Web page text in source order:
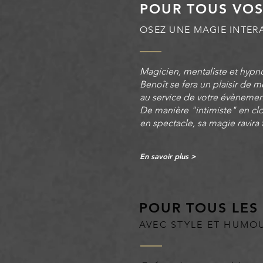
POUR TOUS
OSEZ UNE MAGIE
Magicien, mentaliste et
Benoît se fera un plaisir de
au service de votre
De manière "intimiste" en
en spectacle, sa magie
En savoir plus >
POUR TOUS
AVEC STYLE ET